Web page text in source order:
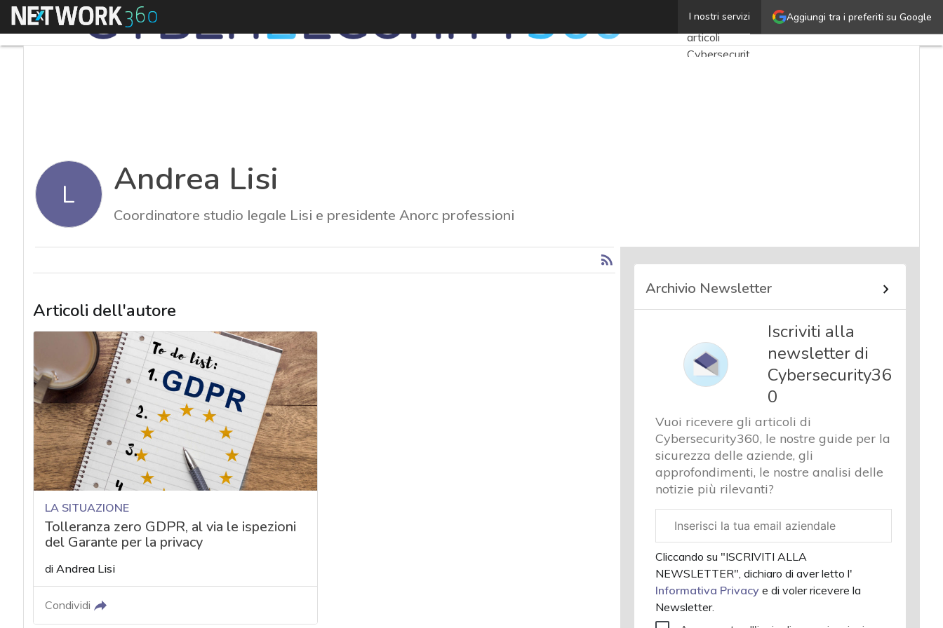
Aggiungi tra i preferiti su Google
I nostri servizi
Menu
Ultimi
articoli
Cybersecurity
analisi
Cyber
privacy
Corsi
cybersecurity
Chi siamo
L Andrea Lisi
Coordinatore studio legale Lisi e presidente Anorc professioni
Articoli dell'autore
LA SITUAZIONE
Tolleranza zero GDPR, al via le ispezioni
del Garante per la privacy
di Andrea Lisi
Condividi
Archivio Newsletter
Iscriviti alla
newsletter di
Cybersecurity36
0
Vuoi ricevere gli articoli di
Cybersecurity360, le nostre guide per la
sicurezza delle aziende, gli
approfondimenti, le nostre analisi delle
notizie più rilevanti?
aziendale
Cliccando su "ISCRIVITI ALLA
NEWSLETTER", dichiaro di aver letto l'
Informativa Privacye di voler ricevere la
Newsletter.